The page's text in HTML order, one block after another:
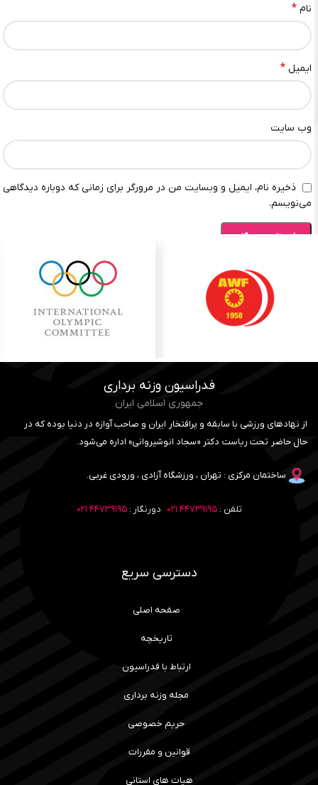
نام *
ایمیل *
وب‌ سایت
ذخیره نام، ایمیل و وبسایت من در مرورگر برای زمانی که دوباره دیدگاهی
می‌نویسم.
فدراسیون وزنه برداری
جمهوری اسلامی ایران
از نهادهای ورزشی با سابقه و پرافتخار ایران و صاحب آوازه در دنیا بوده که در
حال حاضر تحت ریاست دکتر «سجاد انوشیروانی» اداره می‌شود.
ساختمان مرکزی : تهران ، ورزشگاه آزادی ، ورودی غربی.
تلفن :۴۴۷۳۹۱۹۵ ۰۲۱ دورنگار :۴۴۷۳۹۱۹۵ ۰۲۱
دسترسی سریع
صفحه اصلی
تاریخچه
ارتباط با فدراسیون
مجله وزنه برداری
حریم خصوصی
قوانین و مقررات
هیات های استانی